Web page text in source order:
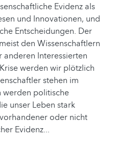
Evidenz als
und Innovationen, und
Entscheidungen. Der
den Wissenschaftlern
Interessierten
werden wir plötzlich
stehen im
werden politische
unser Leben stark
oder nicht
Evidenz...